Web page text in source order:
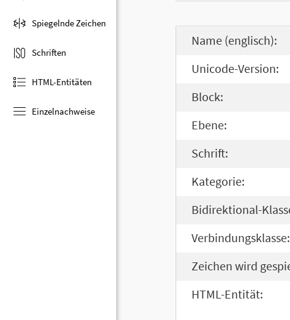
Spiegelnde Zeichen
Schriften
HTML-Entitäten
Einzelnachweise
Name (englisch):
Unicode-Version:
Block:
Ebene:
Schrift:
Kategorie:
Bidirektional-
Verbindungsklasse:
Zeichen wird
HTML-Entität: